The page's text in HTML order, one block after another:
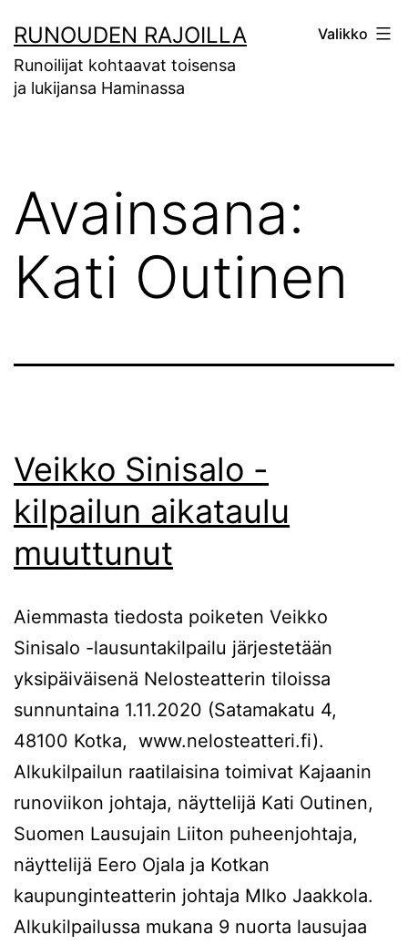
sisältöön
RUNOUDEN RAJOILLA
Runoilijat kohtaavat toisensa
ja lukijansa Haminassa
Valikko
Avainsana:
Kati Outinen
Veikko Sinisalo -
kilpailun aikataulu
muuttunut
Aiemmasta tiedosta poiketen Veikko
Sinisalo -lausuntakilpailu järjestetään
yksipäiväisenä Nelosteatterin tiloissa
sunnuntaina 1.11.2020 (Satamakatu 4,
48100 Kotka, www.nelosteatteri.fi).
Alkukilpailun raatilaisina toimivat Kajaanin
runoviikon johtaja, näyttelijä Kati Outinen,
Suomen Lausujain Liiton puheenjohtaja,
näyttelijä Eero Ojala ja Kotkan
kaupunginteatterin johtaja MIko Jaakkola.
Alkukilpailussa mukana 9 nuorta lausujaa